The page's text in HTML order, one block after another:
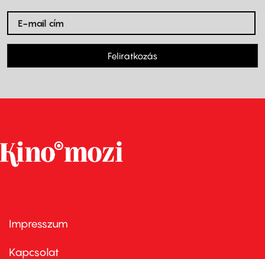
Feliratkozás
Footer
first
Impresszum
Kapcsolat